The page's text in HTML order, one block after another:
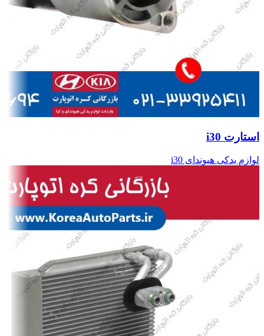
استارت i30
لوازم یدکی هیوندای i30